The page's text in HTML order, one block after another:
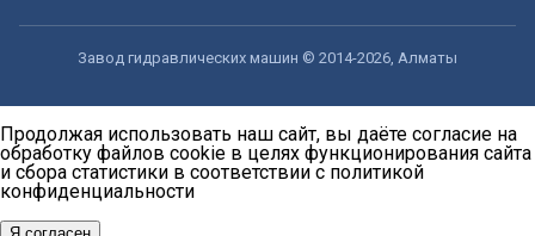
Завод гидравлических машин © 2014-2026, Алматы
Продолжая использовать наш сайт, вы даёте согласие на
обработку файлов cookie в целях функционирования сайта
и сбора статистики в соответствии с политикой
конфиденциальности